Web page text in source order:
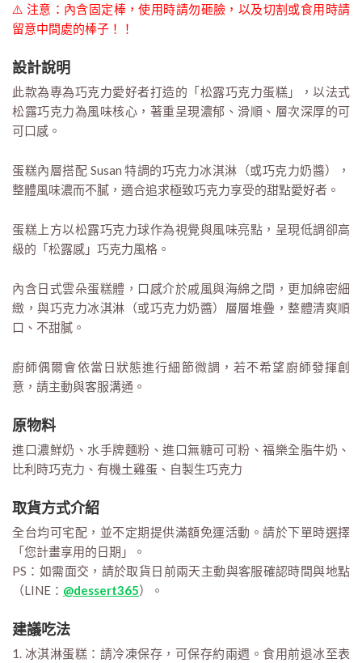
⚠️ 注意：內含固定棒，使用時請勿砸臉，以及切割或食用時請
留意中間處的棒子！！
設計說明
此款為專為巧克力愛好者打造的「松露巧克力蛋糕」，以法式
松露巧克力為風味核心，著重呈現濃郁、滑順、層次深厚的可
可口感。
蛋糕內層搭配 Susan 特調的巧克力冰淇淋（或巧克力奶醬），
整體風味濃而不膩，適合追求極致巧克力享受的甜點愛好者。
蛋糕上方以松露巧克力球作為視覺與風味亮點，呈現低調卻高
級的「松露感」巧克力風格。
內含日式雲朵蛋糕體，口感介於戚風與海綿之間，更加綿密細
緻，與巧克力冰淇淋（或巧克力奶醬）層層堆疊，整體清爽順
口、不甜膩。
廚師偶爾會依當日狀態進行細節微調，若不希望廚師發揮創
意，請主動與客服溝通。
原物料
進口濃鮮奶、水手牌麵粉、進口無糖可可粉、福樂全脂牛奶、
比利時巧克力、有機土雞蛋、自製生巧克力
取貨方式介紹
全台均可宅配，並不定期提供滿額免運活動。請於下單時選擇
「您計畫享用的日期」。
PS：如需面交，請於取貨日前兩天主動與客服確認時間與地點
（LINE： @dessert365）。
建議吃法
1. 冰淇淋蛋糕：請冷凍保存，可保存約兩週。食用前退冰至表